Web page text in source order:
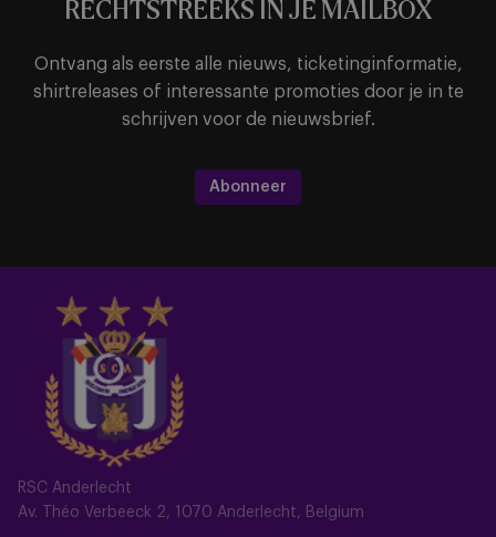
RSC Anderlecht
Av. Théo Verbeeck 2, 1070 Anderlecht, Belgium
RECHTSTREEKS IN JE MAILBOX
Ontvang als eerste alle nieuws, ticketinginformatie,
shirtreleases of interessante promoties door je in te
schrijven voor de nieuwsbrief.
Abonneer